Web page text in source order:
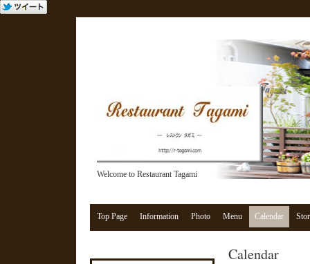
Welcome to Restaurant Tagami
Top Page Information Photo Menu Calendar
Calendar